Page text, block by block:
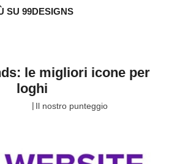
SU 99DESIGNS
le migliori icone per
loghi
Il nostro punteggio